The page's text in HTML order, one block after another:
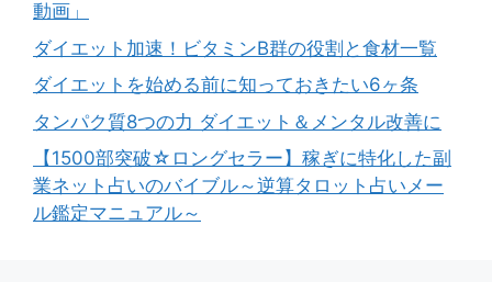
動画」
ダイエット加速！ビタミンB群の役割と食材一覧
ダイエットを始める前に知っておきたい6ヶ条
タンパク質8つの力 ダイエット＆メンタル改善に
【1500部突破☆ロングセラー】稼ぎに特化した副
業ネット占いのバイブル～逆算タロット占いメー
ル鑑定マニュアル～